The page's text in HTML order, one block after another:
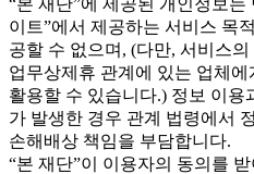
이트”에서 제공하는 서비스 목
공할 수 없으며, (다만, 서비스
업무상제휴 관계에 있는 업체
활용할 수 있습니다.) 정보 이용
가 발생한 경우 관계 법령에서
손해배상 책임을 부담합니다.
“본 재단”이 이용자의 동의를